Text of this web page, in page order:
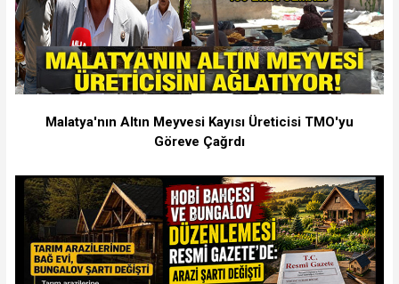
Malatya'nın Altın Meyvesi Kayısı Üreticisi TMO'yu
Göreve Çağrdı